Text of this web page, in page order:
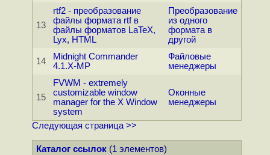
13
rtf2 - преобразование
файлы формата rtf в
файлы форматов LaTeX,
Lyx, HTML
Преобразование
из одного
формата в
другой
14
Midnight Commander
4.1.X-MP
Файловые
менеджеры
15
FVWM - extremely
customizable window
manager for the X Window
system
Оконные
менеджеры
Следующая страница >>
Каталог ссылок(1 элементов)